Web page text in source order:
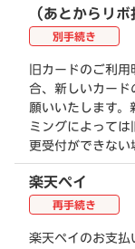
（あとからリ
別手続き
旧カードのご利
合、新しいカー
願いいたします。
ミングによって
更受付ができない
楽天ペイ
再手続き
楽天ペイのお支払